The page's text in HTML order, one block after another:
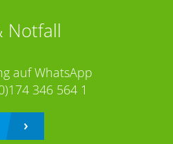
Notfall
auf WhatsApp
346 564 1